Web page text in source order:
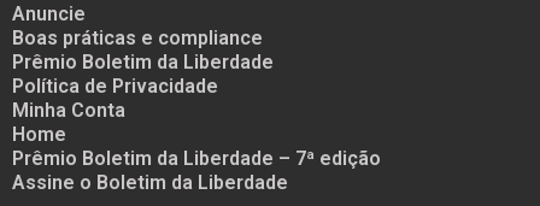
Anuncie
Boas práticas e compliance
Prêmio Boletim da Liberdade
Política de Privacidade
Minha Conta
Home
Prêmio Boletim da Liberdade – 7ª edição
Assine o Boletim da Liberdade